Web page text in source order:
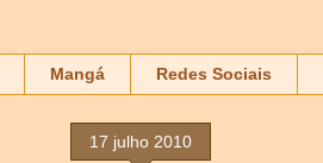
Mangá Redes Sociais
17 julho 2010